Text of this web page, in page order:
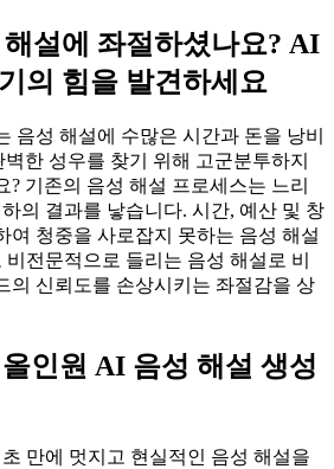
설에 좌절하셨나요? AI
의 힘을 발견하세요
음성 해설에 수많은 시간과 돈을 낭비
한 성우를 찾기 위해 고군분투하지
? 기존의 음성 해설 프로세스는 느리
의 결과를 낳습니다. 시간, 예산 및 창
여 청중을 사로잡지 못하는 음성 해설
전문적으로 들리는 음성 해설로 비
의 신뢰도를 손상시키는 좌절감을 상
인원 AI 음성 해설 생성
만에 멋지고 현실적인 음성 해설을